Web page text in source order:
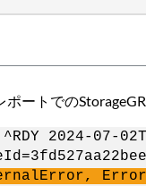
ートでの
2024-07-